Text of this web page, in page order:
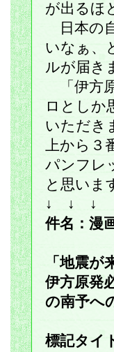
が出るほ
日本の
いなぁ、
ルが届き
「伊方
ロとしか
いただき
上から
パンフレ
と思いま
↓ ↓ ↓
件名：漫
「地震
伊方原発
の南予へ
標記タイ